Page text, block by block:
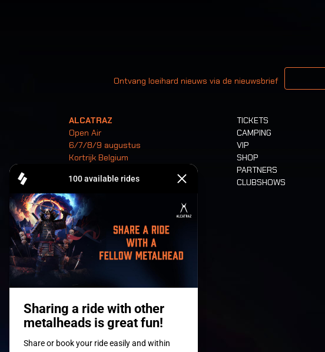
Ontvang loeihard nieuws via de nieuwsbrief
Uw email adres
ALCATRAZ
Open Air
6/7/8/9 augustus
Kortrijk Belgium
Tickets
TICKETS
CAMPING
VIP
SHOP
PARTNERS
CLUBSHOWS